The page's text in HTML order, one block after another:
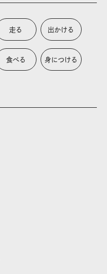
走る 出かける
食べる 身につける